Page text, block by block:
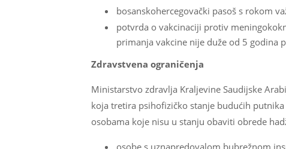
bosanskohercegovački pasoš s rokom
potvrda o vakcinaciji protiv
primanja vakcine nije duže od 5 godina
Zdravstvena ograničenja
Ministarstvo zdravlja Kraljevine Saudijske
koja tretira psihofizičko stanje budućih
osobama koje nisu u stanju obaviti obrede